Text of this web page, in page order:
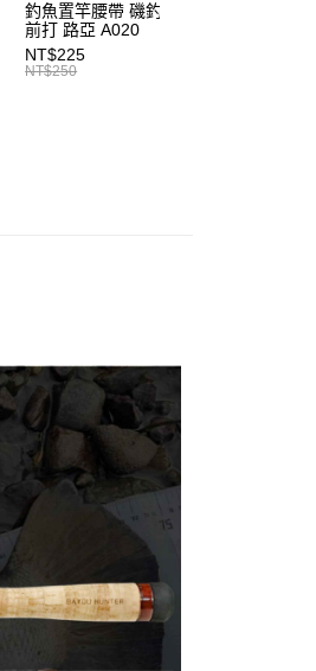
釣魚置竿腰帶 磯釣
前打 路亞 A020
NT$225
NT$250